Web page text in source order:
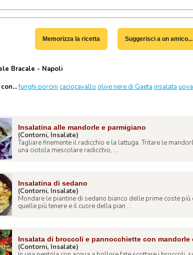
Memorizza la ricetta Suggerisci a un amico...
Bracale - Napoli
funghi porcini caciocavallo olive nere di Gaeta insalata uova
Insalatina alle mandorle e parmigiano
(Contorni, Insalate)
Tagliare finemente il radicchio e la lattuga. Tritare le
una ciotola mescolare radicchio, ...
Insalatina di sedano
(Contorni, Insalate)
Mondare le piantine di sedano bianco delle prime coste più
quelle più tenere e il cuore della pian ...
Insalata di broccoli e pannocchiette con mandorle
(Contorni, Insalate)